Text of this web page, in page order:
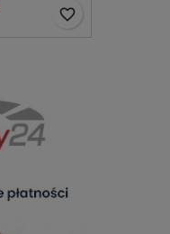
favorite_border